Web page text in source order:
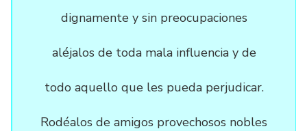
dignamente y sin preocupaciones
aléjalos de toda mala influencia y de
todo aquello que les pueda perjudicar.
Rodéalos de amigos provechosos nobles